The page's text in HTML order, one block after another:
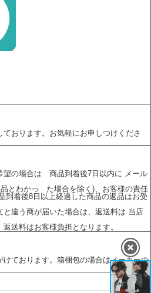
おります。お気軽にお申しつけくださ
望の場合は 商品到着後7日以内に メール
とわかっ た場合を除く)、お客様の責任
到着後8日以上経過した商品の返品はお受
違う商が届いた場合は、返送料は 当店
送料はお客様負担となります。
ております。箱梱包の場合はメーカーの